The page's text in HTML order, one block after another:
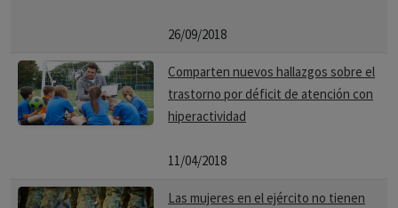
26/09/2018
Comparten nuevos hallazgos sobre el
trastorno por déficit de atención con
hiperactividad
11/04/2018
Las mujeres en el ejército no tienen